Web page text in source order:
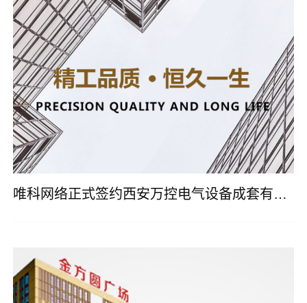
唯科网络正式签约西安万控电气设备成套有限公司网站改版建设服务